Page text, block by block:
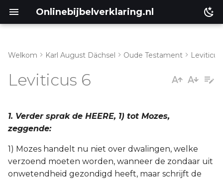
Onlinebijbelverklaring.nl
III. Vers 24-Hoofdstuk 7:10
Lukas
Handelingen
Welkom Karl August Dächsel Oude Testament Leviticus
Leviticus 6
1. Verder sprak de HEERE, 1) tot Mozes,
zeggende:
1) Mozes handelt nu niet over dwalingen, welke
verzoend moeten worden, wanneer de zondaar uit
onwetendheid gezondigd heeft, maar schrijft de